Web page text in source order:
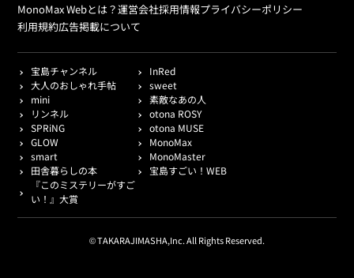
MonoMax Webとは？運営会社採用情報プライバシーポリシー
利用規約広告掲載について
宝島チャンネル
InRed
大人のおしゃれ手帖
sweet
mini
素敵なあの人
リンネル
otona ROSY
SPRiNG
otona MUSE
GLOW
MonoMax
smart
MonoMaster
田舎暮らしの本
宝島すごい！WEB
『このミステリーがすご
い！』大賞
© TAKARAJIMASHA,Inc. All Rights Reserved.